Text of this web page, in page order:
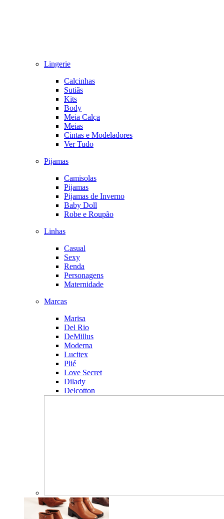
Lingerie
Calcinhas
Sutiãs
Kits
Body
Meia Calça
Meias
Cintas e Modeladores
Ver Tudo
Pijamas
Camisolas
Pijamas
Pijamas de Inverno
Baby Doll
Robe e Roupão
Linhas
Casual
Sexy
Renda
Personagens
Maternidade
Marcas
Marisa
Del Rio
DeMillus
Moderna
Lucitex
Plié
Love Secret
Dilady
Delcotton